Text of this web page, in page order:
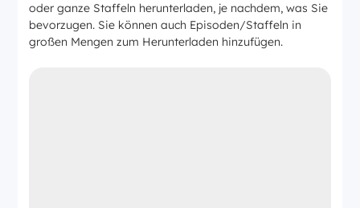
oder ganze Staffeln herunterladen, je nachdem, was Sie
bevorzugen. Sie können auch Episoden/Staffeln in
großen Mengen zum Herunterladen hinzufügen.